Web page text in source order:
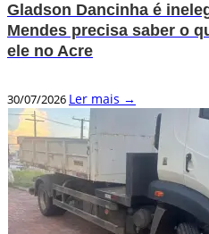
Gladson Dancinha é
Mendes precisa saber o
ele no Acre
30/07/2026 Ler mais →